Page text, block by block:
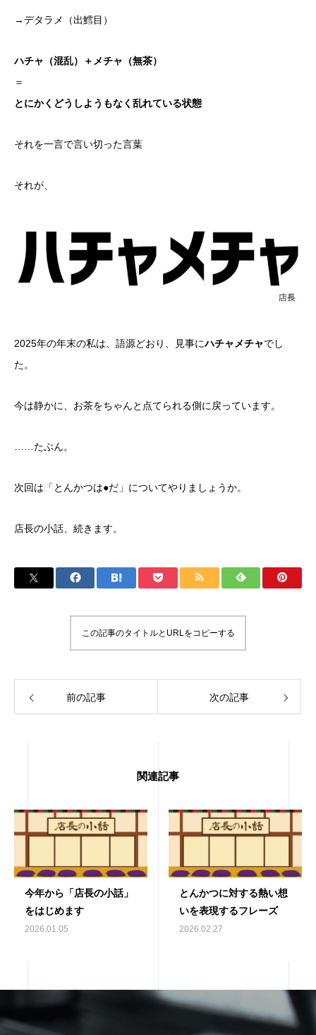
→デタラメ（出鱈目）
ハチャ（混乱）＋メチャ（無茶）
＝
とにかくどうしようもなく乱れている状態
それを一言で言い切った言葉
それが、
2025年の年末の私は、語源どおり、見事にハチャメチャでし
た。
今は静かに、お茶をちゃんと点てられる側に戻っています。
……たぶん。
次回は「とんかつは●だ」についてやりましょうか。
店長の小話、続きます。
この記事のタイトルとURLをコピーする
前の記事 次の記事
関連記事
今年から「店長の小話」
をはじめます
2026.01.05
とんかつに対する熱い想
いを表現するフレーズ
2026.02.27